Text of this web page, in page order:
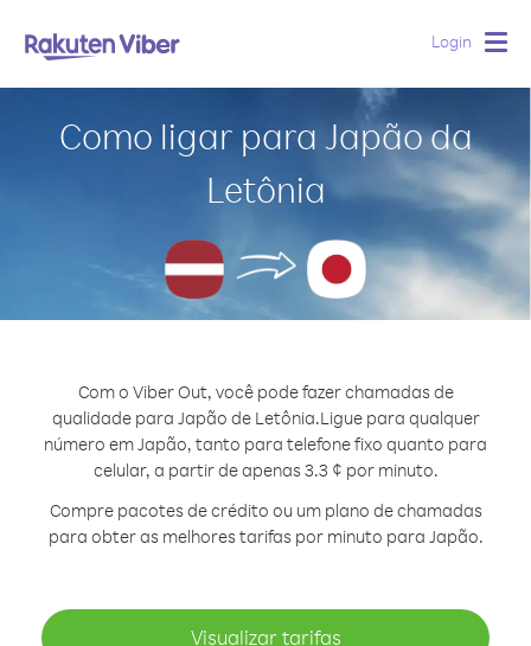
Login
Como ligar para Japão da
Letônia
Com o Viber Out, você pode fazer chamadas de
qualidade para Japão de Letônia.Ligue para qualquer
número em Japão, tanto para telefone fixo quanto para
celular, a partir de apenas 3.3 ¢ por minuto.
Compre pacotes de crédito ou um plano de chamadas
para obter as melhores tarifas por minuto para Japão.
Visualizar tarifas